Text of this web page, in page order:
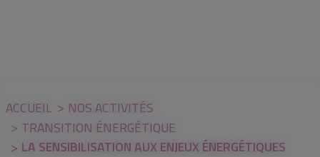
ACCUEIL
NOS ACTIVITÉS
TRANSITION ÉNERGÉTIQUE
LA SENSIBILISATION AUX ENJEUX ÉNERGÉTIQUES